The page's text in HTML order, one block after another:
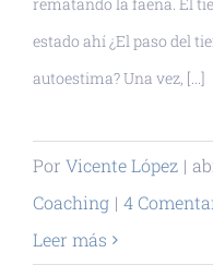
estado ahí ¿El paso del
autoestima? Una vez, [...]
Por Vicente López |
Coaching | 4
Leer más